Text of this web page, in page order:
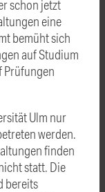
schon jetzt
eine
bemüht sich
auf Studium
Prüfungen
Ulm nur
werden.
finden
statt. Die
bereits